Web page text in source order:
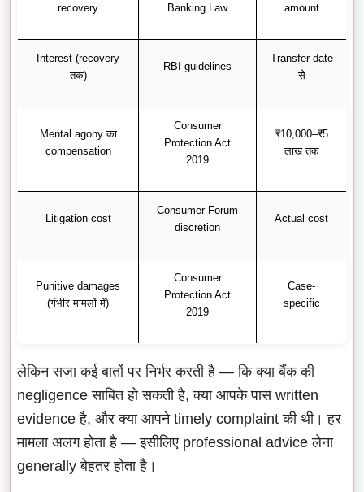
recovery
Banking Law
amount
Interest (recovery
तक)
RBI guidelines
Transfer date
से
Mental agony का
compensation
Consumer
Protection Act
2019
₹10,000–₹5
लाख तक
Litigation cost
Consumer Forum
discretion
Actual cost
Punitive damages
(गंभीर मामलों में)
Consumer
Protection Act
2019
Case-
specific
लेकिन सज़ा कई बातों पर निर्भर करती है — कि क्या बैंक की
negligence साबित हो सकती है, क्या आपके पास written
evidence है, और क्या आपने timely complaint की थी। हर
मामला अलग होता है — इसीलिए professional advice लेना
generally बेहतर होता है।